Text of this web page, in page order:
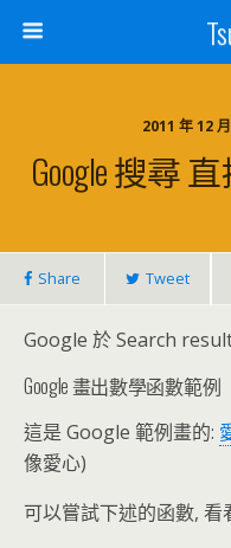
2011 年 12
Google 搜尋
Share Tweet
Google 於 Search
Google 畫出數學函數範例
這是 Google 範例畫的:
像愛心)
可以嘗試下述的函數, 看